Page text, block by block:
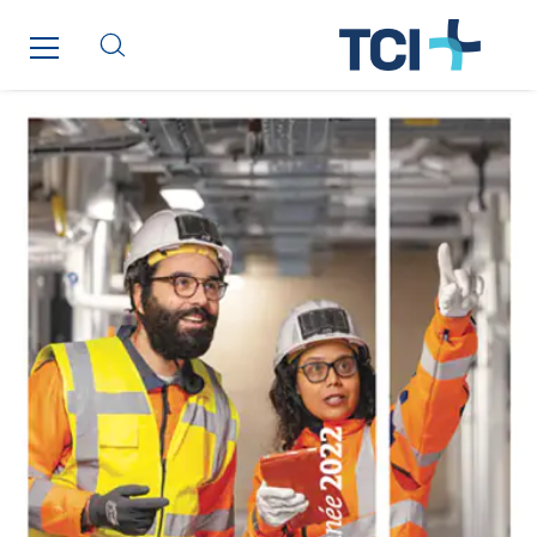
Cegelec STM
Cegelec Tours Electricité
Cegelec Valenciennes Tertiaire
Cegelec-CSS
Chatenet
Cinodis
City Electric
Clède
Clémançon
Comantec
Comsip
Conductor
Cougar Automation